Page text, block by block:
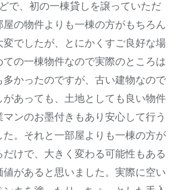
で、初の一棟貸しを譲っていただ
屋の物件よりも一棟の方がもちろん
変でしたが、とにかくすご良好な場
ての一棟物件なので実際のところは
多かったのですが、古い建物なので
があっても、土地としても良い物件
ンのお墨付きもあり安心して行う
た。それと一部屋よりも一棟の方が
だけで、大きく変わる可能性もある
があると思いました。実際に空い